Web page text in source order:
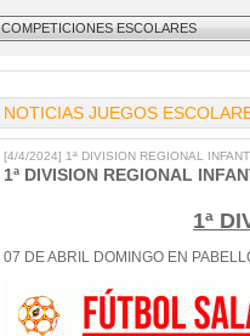
COMPETICIONES ESCOLARES
NOTICIAS JUEGOS
[4/4/2024] 1ª DIVISION REGIONAL
1ª DIVISION REGIONAL
1ª
07 DE ABRIL DOMINGO EN